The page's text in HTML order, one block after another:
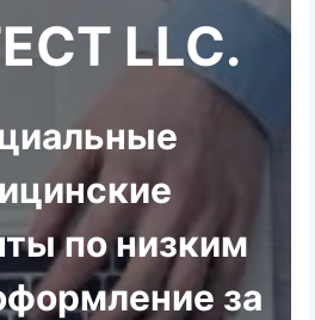
LLC.
по низким
за